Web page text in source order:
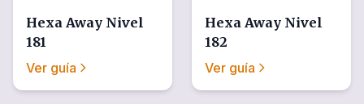
Hexa Away Nivel
181
Ver guía
Hexa Away Nivel
182
Ver guía